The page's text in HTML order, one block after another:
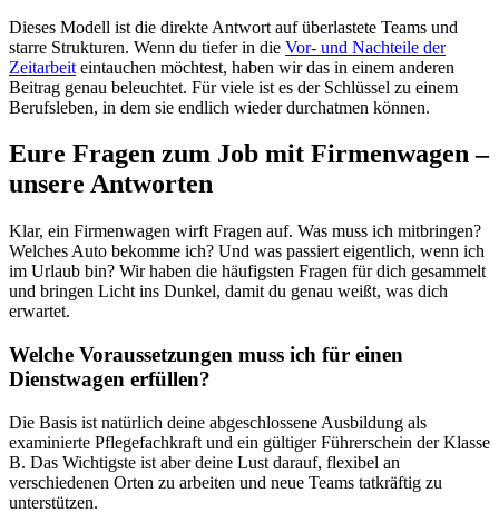
Dieses Modell ist die direkte Antwort auf überlastete Teams und
starre Strukturen. Wenn du tiefer in die Vor- und Nachteile der
Zeitarbeit eintauchen möchtest, haben wir das in einem anderen
Beitrag genau beleuchtet. Für viele ist es der Schlüssel zu einem
Berufsleben, in dem sie endlich wieder durchatmen können.
Eure Fragen zum Job mit Firmenwagen –
unsere Antworten
Klar, ein Firmenwagen wirft Fragen auf. Was muss ich mitbringen?
Welches Auto bekomme ich? Und was passiert eigentlich, wenn ich
im Urlaub bin? Wir haben die häufigsten Fragen für dich gesammelt
und bringen Licht ins Dunkel, damit du genau weißt, was dich
erwartet.
Welche Voraussetzungen muss ich für einen
Dienstwagen erfüllen?
Die Basis ist natürlich deine abgeschlossene Ausbildung als
examinierte Pflegefachkraft und ein gültiger Führerschein der Klasse
B. Das Wichtigste ist aber deine Lust darauf, flexibel an
verschiedenen Orten zu arbeiten und neue Teams tatkräftig zu
unterstützen.